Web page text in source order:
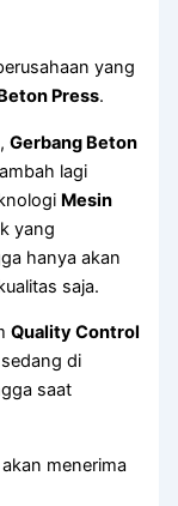
yang
Press.
Gerbang Beton
lagi
Mesin
yang
hanya akan
saja.
Quality Control
di
saat
menerima